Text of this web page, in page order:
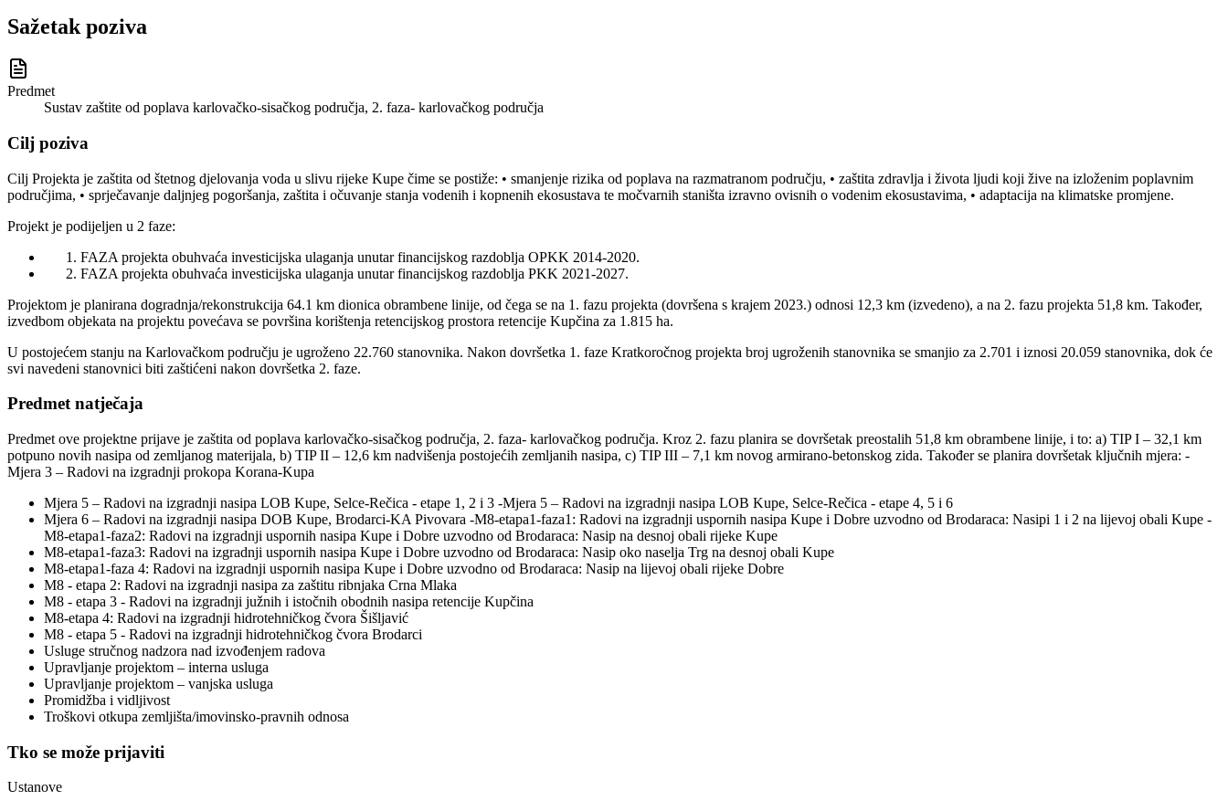
Sažetak poziva
Predmet
Sustav zaštite od poplava karlovačko-sisačkog područja, 2. faza- karlovačkog područja
Cilj poziva
Cilj Projekta je zaštita od štetnog djelovanja voda u slivu rijeke Kupe čime se postiže: • smanjenje rizika od poplava na razmatranom području, • zaštita zdravlja i života ljudi koji žive na izloženim poplavnim
područjima, • sprječavanje daljnjeg pogoršanja, zaštita i očuvanje stanja vodenih i kopnenih ekosustava te močvarnih staništa izravno ovisnih o vodenim ekosustavima, • adaptacija na klimatske promjene.
Projekt je podijeljen u 2 faze:
FAZA projekta obuhvaća investicijska ulaganja unutar financijskog razdoblja OPKK 2014-2020.
FAZA projekta obuhvaća investicijska ulaganja unutar financijskog razdoblja PKK 2021-2027.
Projektom je planirana dogradnja/rekonstrukcija 64.1 km dionica obrambene linije, od čega se na 1. fazu projekta (dovršena s krajem 2023.) odnosi 12,3 km (izvedeno), a na 2. fazu projekta 51,8 km. Također,
izvedbom objekata na projektu povećava se površina korištenja retencijskog prostora retencije Kupčina za 1.815 ha.
U postojećem stanju na Karlovačkom području je ugroženo 22.760 stanovnika. Nakon dovršetka 1. faze Kratkoročnog projekta broj ugroženih stanovnika se smanjio za 2.701 i iznosi 20.059 stanovnika, dok će
svi navedeni stanovnici biti zaštićeni nakon dovršetka 2. faze.
Predmet natječaja
Predmet ove projektne prijave je zaštita od poplava karlovačko-sisačkog područja, 2. faza- karlovačkog područja. Kroz 2. fazu planira se dovršetak preostalih 51,8 km obrambene linije, i to: a) TIP I – 32,1 km
potpuno novih nasipa od zemljanog materijala, b) TIP II – 12,6 km nadvišenja postojećih zemljanih nasipa, c) TIP III – 7,1 km novog armirano-betonskog zida. Također se planira dovršetak ključnih mjera: -
Mjera 3 – Radovi na izgradnji prokopa Korana-Kupa
Mjera 5 – Radovi na izgradnji nasipa LOB Kupe, Selce-Rečica - etape 1, 2 i 3 -Mjera 5 – Radovi na izgradnji nasipa LOB Kupe, Selce-Rečica - etape 4, 5 i 6
Mjera 6 – Radovi na izgradnji nasipa DOB Kupe, Brodarci-KA Pivovara -M8-etapa1-faza1: Radovi na izgradnji uspornih nasipa Kupe i Dobre uzvodno od Brodaraca: Nasipi 1 i 2 na lijevoj obali Kupe -
M8-etapa1-faza2: Radovi na izgradnji uspornih nasipa Kupe i Dobre uzvodno od Brodaraca: Nasip na desnoj obali rijeke Kupe
M8-etapa1-faza3: Radovi na izgradnji uspornih nasipa Kupe i Dobre uzvodno od Brodaraca: Nasip oko naselja Trg na desnoj obali Kupe
M8-etapa1-faza 4: Radovi na izgradnji uspornih nasipa Kupe i Dobre uzvodno od Brodaraca: Nasip na lijevoj obali rijeke Dobre
M8 - etapa 2: Radovi na izgradnji nasipa za zaštitu ribnjaka Crna Mlaka
M8 - etapa 3 - Radovi na izgradnji južnih i istočnih obodnih nasipa retencije Kupčina
M8-etapa 4: Radovi na izgradnji hidrotehničkog čvora Šišljavić
M8 - etapa 5 - Radovi na izgradnji hidrotehničkog čvora Brodarci
Usluge stručnog nadzora nad izvođenjem radova
Upravljanje projektom – interna usluga
Upravljanje projektom – vanjska usluga
Promidžba i vidljivost
Troškovi otkupa zemljišta/imovinsko-pravnih odnosa
Tko se može prijaviti
Ustanove